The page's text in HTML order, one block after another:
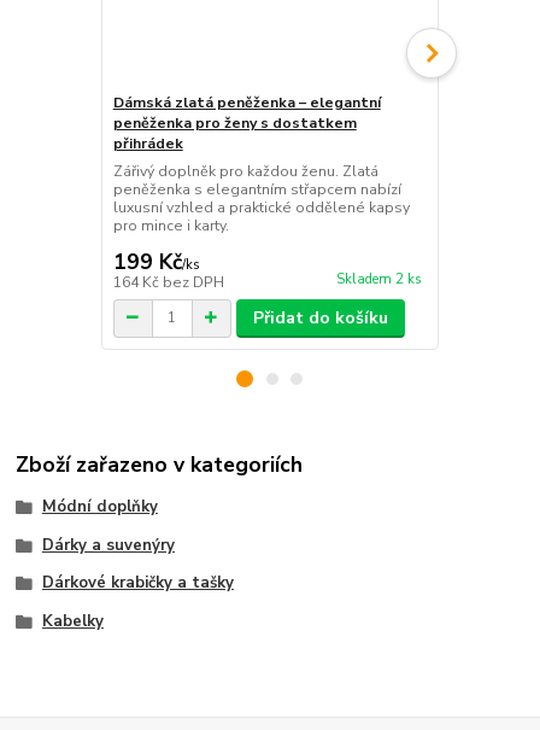
Dámská zlatá peněženka – elegantní
peněženka pro ženy s dostatkem
přihrádek
Zářivý doplněk pro každou ženu. Zlatá
peněženka s elegantním střapcem nabízí
luxusní vzhled a praktické oddělené kapsy
pro mince i karty.
199 Kč/ks
164 Kč bez DPH Skladem 2 ks
Přidat do košíku
Zboží zařazeno v kategoriích
Módní doplňky
Dárky a suvenýry
Dárkové krabičky a tašky
Kabelky